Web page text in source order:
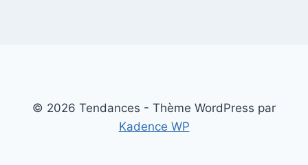
© 2026 Tendances - Thème WordPress par
Kadence WP